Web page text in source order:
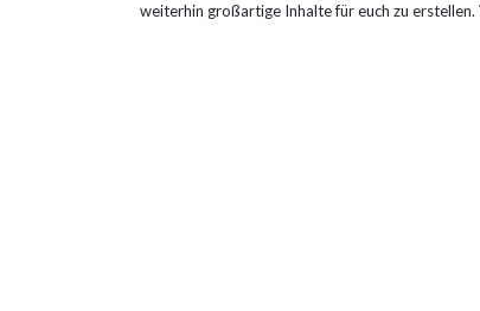
weiterhin großartige Inhalte für euch zu